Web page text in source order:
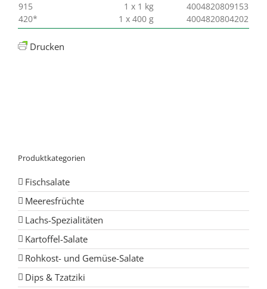
915
1 x 1 kg
4004820809153
420*
1 x 400 g 4004820804202
Drucken
Produktkategorien
Fischsalate
Meeresfrüchte
Lachs-Spezialitäten
Kartoffel-Salate
Rohkost- und Gemüse-Salate
Dips & Tzatziki